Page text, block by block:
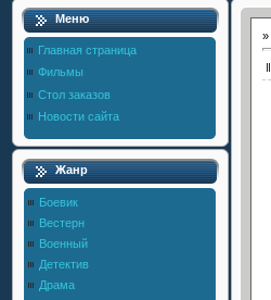
Меню
Главная страница
Фильмы
Стол заказов
Новости сайта
Жанр
Боевик
Вестерн
Военный
Детектив
Драма
»